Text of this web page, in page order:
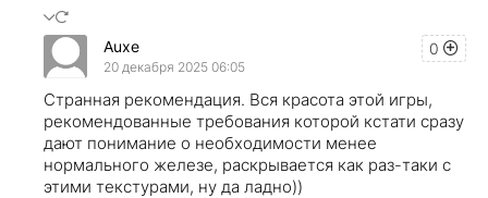
0
Auxe
20 декабря 2025 06:05
Странная рекомендация. Вся красота этой игры,
рекомендованные требования которой кстати сразу
дают понимание о необходимости менее
нормального железе, раскрывается как раз-таки с
этими текстурами, ну да ладно))